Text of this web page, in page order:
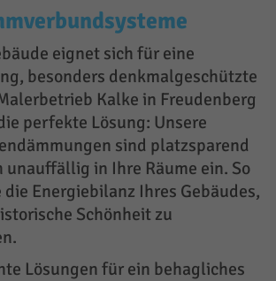
eignet sich für eine
besonders denkmalgeschützte
Kalke in Freudenberg
perfekte Lösung: Unsere
sind platzsparend
unauffällig in Ihre Räume ein. So
die Energiebilanz Ihres Gebäudes,
Schönheit zu
Lösungen für ein behagliches